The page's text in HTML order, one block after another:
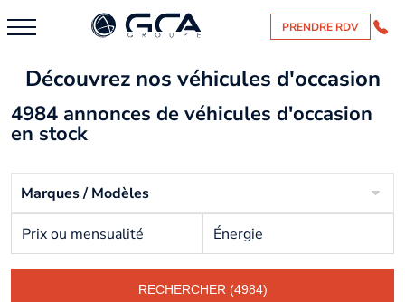
PRENDRE RDV
Découvrez nos véhicules d'occasion
4984 annonces de véhicules d'occasion
en stock
Marques / Modèles
Prix ou mensualité Énergie
RECHERCHER (4984)